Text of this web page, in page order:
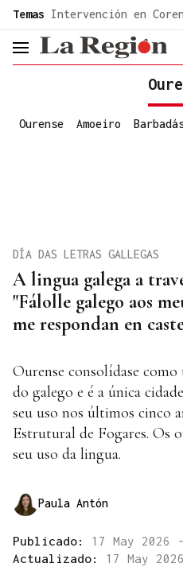
common.go-to-content
Temas Intervención en Coren
header.menu.open
Ourense Amoeiro
A lingua galega a
"Fálolle galego aos
me respondan en
DÍA DAS LETRAS GALLEGAS
Ourense consolídase
do galego e é a única
seu uso nos últimos cinco
Estrutural de Fogares. Os
seu uso da lingua.
Paula Antón
Publicado: 17 May 2026
Actualizado: 17 May